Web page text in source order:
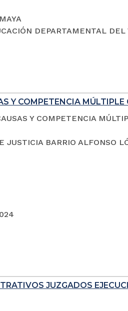
DEPARTAMENTAL
Y COMPETENCIA MÚLTIPLE
Y COMPETENCIA
JUSTICIA BARRIO ALFONSO
JUZGADOS